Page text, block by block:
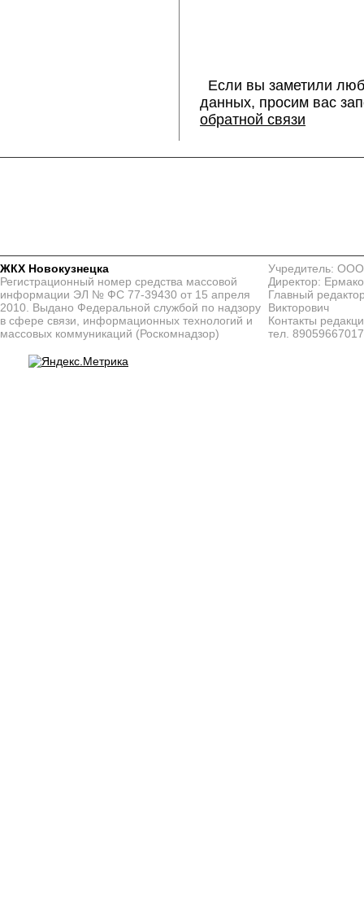
Если вы заметили
данных, просим вас
обратной связи
ЖКХ Новокузнецка
Регистрационный номер средства массовой
информации ЭЛ № ФС 77-39430 от 15 апреля
2010. Выдано Федеральной службой по надзору
в сфере связи, информационных технологий и
массовых коммуникаций (Роскомнадзор)
Учредитель:
Директор:
Главный
Викторович
Контакты
тел. 89059667017